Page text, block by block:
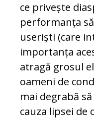
ce privește
performanța
useriști (care
importanța
atragă grosul
oameni de
mai degrabă
cauza lipsei de